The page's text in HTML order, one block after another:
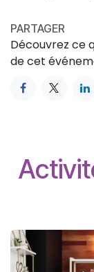
PARTAGER
Découvrez ce
de cet